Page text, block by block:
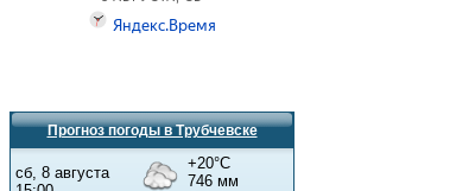
Прогноз погоды в Трубчевске